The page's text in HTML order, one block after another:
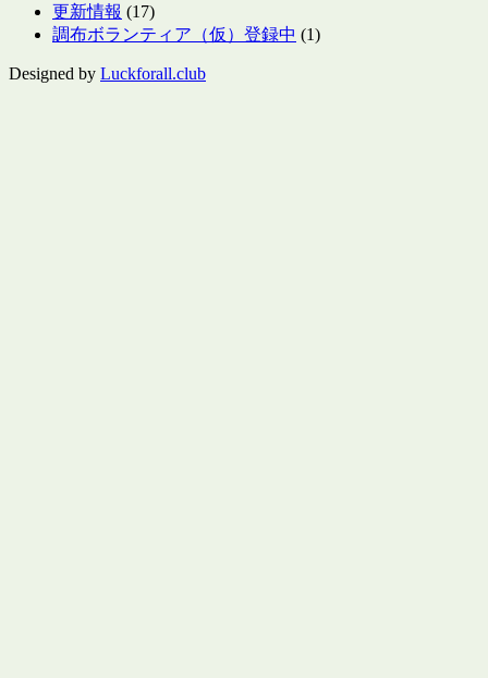
更新情報 (17)
調布ボランティア（仮）登録中 (1)
Designed by Luckforall.club